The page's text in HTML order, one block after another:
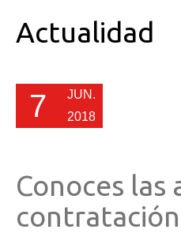
Actualidad
7
JUN.
2018
Conoces las